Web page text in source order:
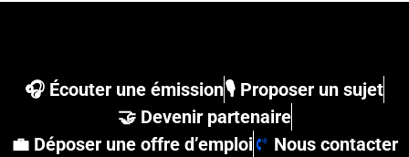
🎧 Écouter une émission🎙 Proposer un sujet
🤝 Devenir partenaire
💼 Déposer une offre d’emploi
Nous contacter